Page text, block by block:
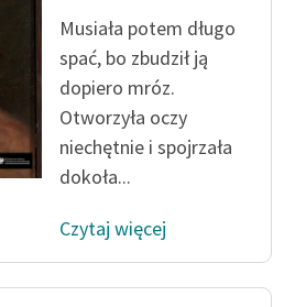
Musiała potem długo
spać, bo zbudził ją
dopiero mróz.
Otworzyła oczy
niechętnie i spojrzała
dokoła...
Czytaj więcej